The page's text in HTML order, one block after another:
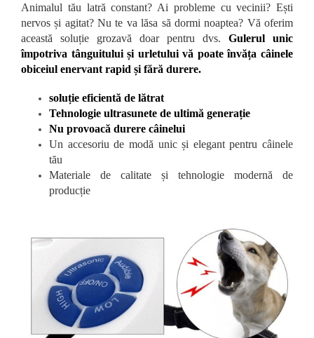
Animalul tău latră constant? Ai probleme cu vecinii? Ești
nervos și agitat? Nu te va lăsa să dormi noaptea? Vă oferim
această soluție grozavă doar pentru dvs. Gulerul unic
împotriva tânguitului și urletului vă poate învăța câinele
obiceiul enervant rapid și fără durere.
soluție eficientă de lătrat
Tehnologie ultrasunete de ultimă generație
Nu provoacă durere câinelui
Un accesoriu de modă unic și elegant pentru câinele
tău
Materiale de calitate și tehnologie modernă de
producție